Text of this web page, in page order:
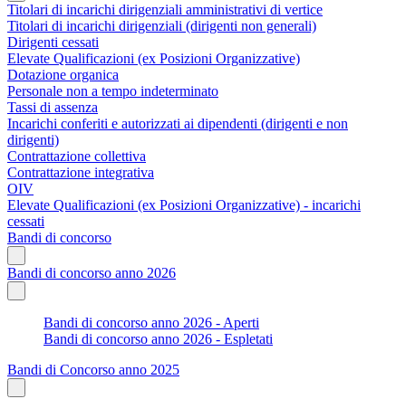
Titolari di incarichi dirigenziali amministrativi di vertice
Titolari di incarichi dirigenziali (dirigenti non generali)
Dirigenti cessati
Elevate Qualificazioni (ex Posizioni Organizzative)
Dotazione organica
Personale non a tempo indeterminato
Tassi di assenza
Incarichi conferiti e autorizzati ai dipendenti (dirigenti e non
dirigenti)
Contrattazione collettiva
Contrattazione integrativa
OIV
Elevate Qualificazioni (ex Posizioni Organizzative) - incarichi
cessati
Bandi di concorso
Bandi di concorso anno 2026
Bandi di concorso anno 2026 - Aperti
Bandi di concorso anno 2026 - Espletati
Bandi di Concorso anno 2025